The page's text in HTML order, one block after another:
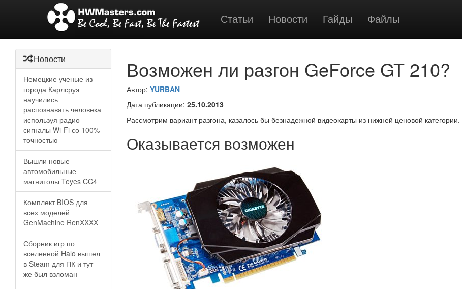
Статьи Новости Гайды Файлы
Новости
Немецкие ученые из
города Карлсруэ
научились
распознавать человека
используя радио
сигналы Wi-Fi со 100%
точностью
Вышли новые
автомобильные
магнитолы Teyes CC4
Комплект BIOS для
всех моделей
GenMachine RenXXXX
Сборник игр по
вселенной Halo вышел
в Steam для ПК и тут
же был взломан
Возможен ли разгон GeForce GT 210?
Автор: YURBAN
Дата публикации: 25.10.2013
Рассмотрим вариант разгона, казалось бы безнадежной видеокарты из нижней ценовой категории.
Оказывается возможен